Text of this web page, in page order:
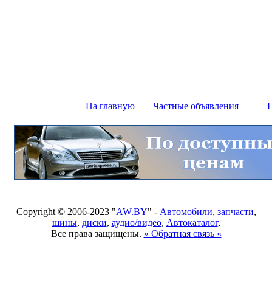
На главную Частные объявления
Copyright © 2006-2023 "AW.BY" - Автомобили, запчасти,
шины, диски, аудио/видео, Автокаталог,
Все права защищены. » Обратная связь «